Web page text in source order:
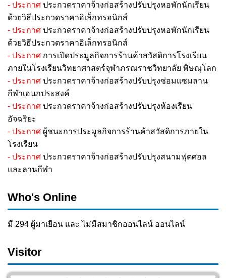
- ประกาศ ประกวดราคาจ้างก่อสร้างปรับปรุงหอพักนักเรียน
ด้วยวิธีประกวดราคาอิเล็กทรอนิกส์
- ประกาศ ประกวดราคาจ้างก่อสร้างปรับปรุงหอพักนักเรียน
ด้วยวิธีประกวดราคาอิเล็กทรอนิกส์
- ประกาศ การเปิดประมูลกิจการร้านค้าสวัสดิการโรงเรียน
ภายในโรงเรียนวิทยาศาสตร์จุฬาภรณราชวิทยาลัย พิษณุโลก
- ประกาศ ประกวดราคาจ้างก่อสร้างปรับปรุงซ่อมแซมลาน
กีฬาเอนกประสงค์
- ประกาศ ประกวดราคาจ้างก่อสร้างปรับปรุงห้องเรียน
อัจฉริยะ
- ประกาศ ผู้ชนะการประมูลกิจการร้านค้าสวัสดิการภายใน
โรงเรียน
- ประกาศ ประกวดราคาจ้างก่อสร้างปรับปรุงสนามฟุตศอล
และลานกีฬา
Who's Online
มี 294 ผู้มาเยือน และ ไม่มีสมาชิกออนไลน์ ออนไลน์
Visitor